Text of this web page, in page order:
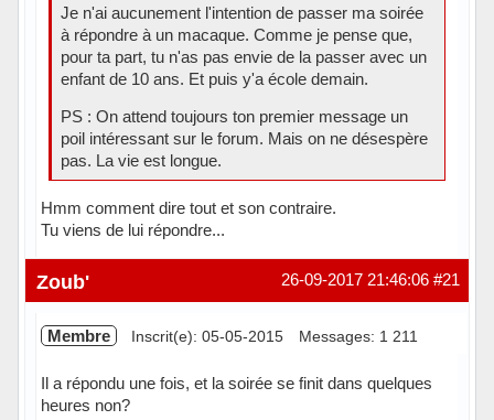
Je n'ai aucunement l'intention de passer ma soirée
à répondre à un macaque. Comme je pense que,
pour ta part, tu n'as pas envie de la passer avec un
enfant de 10 ans. Et puis y'a école demain.
PS : On attend toujours ton premier message un
poil intéressant sur le forum. Mais on ne désespère
pas. La vie est longue.
Hmm comment dire tout et son contraire.
Tu viens de lui répondre...
#21
26-09-2017 21:46:06
Zoub'
Membre Inscrit(e): 05-05-2015 Messages: 1 211
Il a répondu une fois, et la soirée se finit dans quelques
heures non?